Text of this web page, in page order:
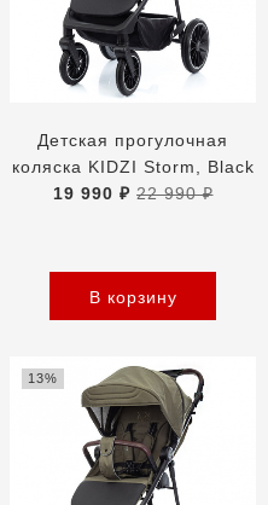
Детская прогулочная
коляска KIDZI Storm, Black
19 990 ₽ 22 990 ₽
В корзину
13%